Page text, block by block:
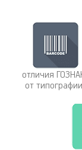
отличия
от типографии